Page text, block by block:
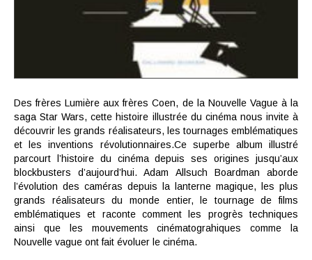
Des frères Lumière aux frères Coen, de la Nouvelle Vague à la
saga Star Wars, cette histoire illustrée du cinéma nous invite à
découvrir les grands réalisateurs, les tournages emblématiques
et les inventions révolutionnaires.Ce superbe album illustré
parcourt l’histoire du cinéma depuis ses origines jusqu’aux
blockbusters d’aujourd’hui. Adam Allsuch Boardman aborde
l’évolution des caméras depuis la lanterne magique, les plus
grands réalisateurs du monde entier, le tournage de films
emblématiques et raconte comment les progrès techniques
ainsi que les mouvements cinématograhiques comme la
Nouvelle vague ont fait évoluer le cinéma.